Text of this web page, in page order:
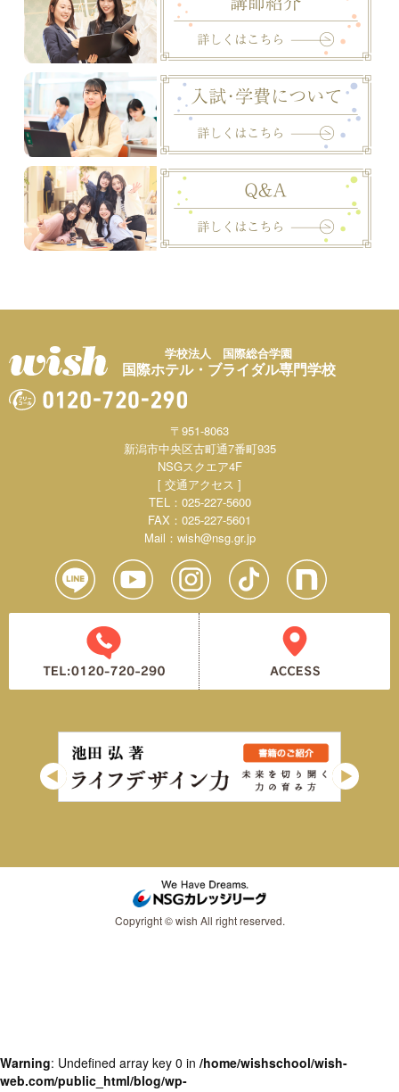
学校法人 国際総合学園
国際ホテル・ブライダル専門学校
〒951-8063
新潟市中央区古町通7番町935
NSGスクエア4F
[ 交通アクセス ]
TEL：025-227-5600
FAX：025-227-5601
Mail： wish@nsg.gr.jp
Copyright © wish All right reserved.
Warning: Undefined array key 0 in /home/wishschool/wish-
web.com/public_html/blog/wp-